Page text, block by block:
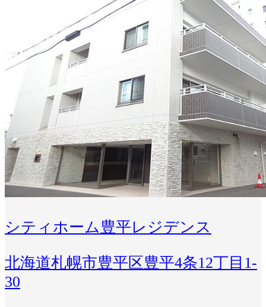
シティホーム豊平レジデンス
北海道札幌市豊平区豊平4条12丁目1-
30